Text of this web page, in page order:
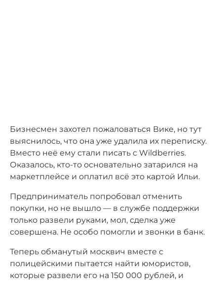
Бизнесмен захотел пожаловаться Вике, но тут
выяснилось, что она уже удалила их переписку.
Вместо неё ему стали писать с Wildberries.
Оказалось, кто-то основательно затарился на
маркетплейсе и оплатил всё это картой Ильи.
Предприниматель попробовал отменить
покупки, но не вышло — в службе поддержки
только развели руками, мол, сделка уже
совершена. Не особо помогли и звонки в банк.
Теперь обманутый москвич вместе с
полицейскими пытается найти юмористов,
которые развели его на 150 000 рублей, и